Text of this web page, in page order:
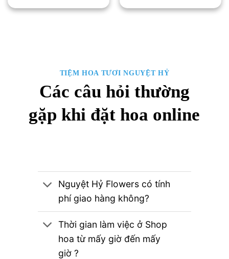
550,000₫.
TIỆM HOA TƯƠI NGUYỆT HỶ
Các câu hỏi thường
gặp khi đặt hoa online
Nguyệt Hỷ Flowers có tính
phí giao hàng không?
Thời gian làm việc ở Shop
hoa từ mấy giờ đến mấy
giờ ?